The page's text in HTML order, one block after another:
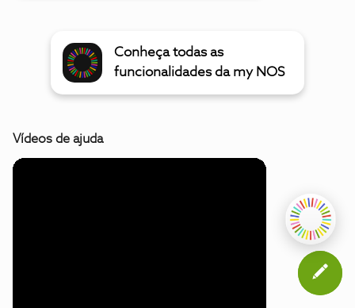
Conheça todas as
funcionalidades da my NOS
Vídeos de ajuda